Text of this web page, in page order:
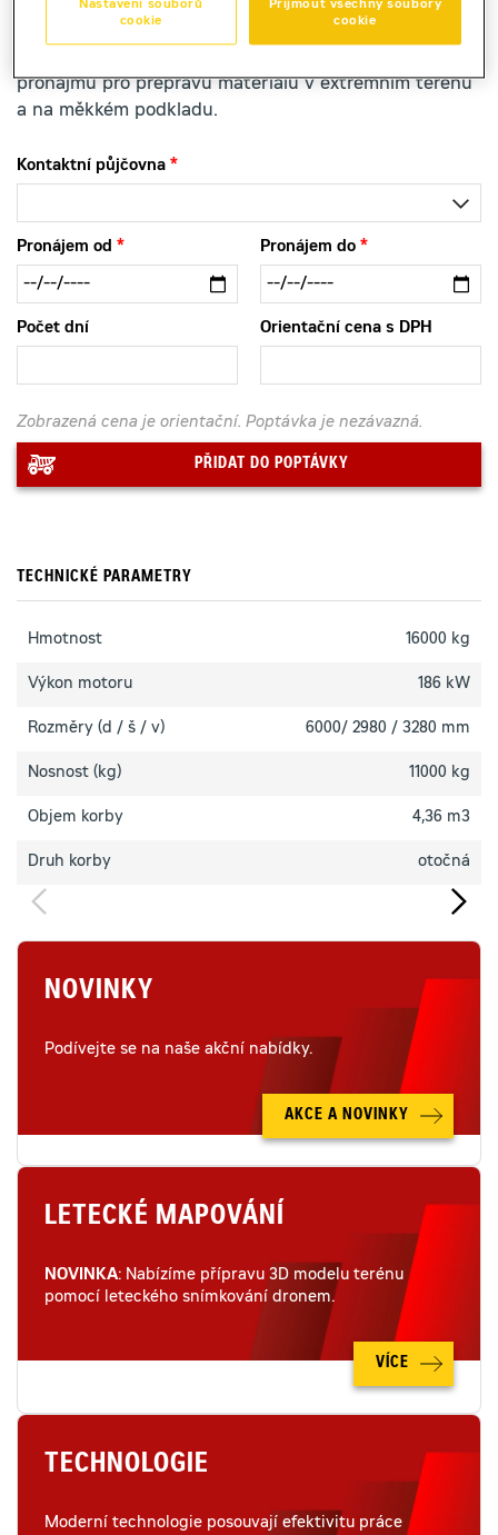
pronájmu pro přepravu materiálu v extrémním terénu
a na měkkém podkladu.
Kontaktní půjčovna
Pronájem od Pronájem do
Počet dní Orientační cena s DPH
Zobrazená cena je orientační. Poptávka je nezávazná.
PŘIDAT DO POPTÁVKY
TECHNICKÉ PARAMETRY
Hmotnost 16000 kg
Výkon motoru 186 kW
Rozměry (d / š / v) 6000/ 2980 / 3280 mm
Nosnost (kg) 11000 kg
Objem korby 4,36 m3
Druh korby otočná
NOVINKY
Podívejte se na naše akční nabídky.
AKCE A NOVINKY
LETECKÉ MAPOVÁNÍ
NOVINKA: Nabízíme přípravu 3D modelu terénu
pomocí leteckého snímkování dronem.
VÍCE
TECHNOLOGIE
Moderní technologie posouvají efektivitu práce
Přijmout všechny soubory
cookie
Nastavení souborů
cookie